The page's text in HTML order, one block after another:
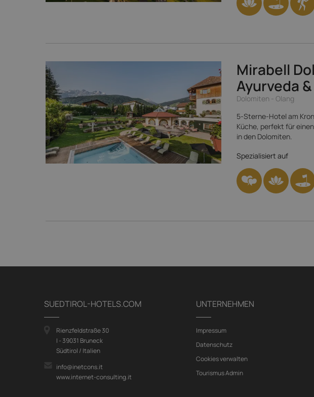
Mirabell
Ayurveda &
Dolomiten - Olang
5-Sterne-Hotel am
Küche, perfekt für
in den Dolomiten.
Spezialisiert auf
SUEDTIROL-HOTELS.COM
Rienzfeldstraße 30
I - 39031 Bruneck
Südtirol / Italien
info@inetcons.it
www.internet-consulting.it
UNTERNEHMEN
Impressum
Datenschutz
Cookies verwalten
Tourismus Admin